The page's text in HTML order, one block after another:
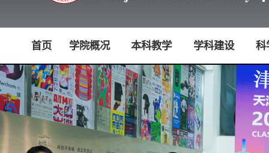
首页 学院概况 本科教学 学科建设 科